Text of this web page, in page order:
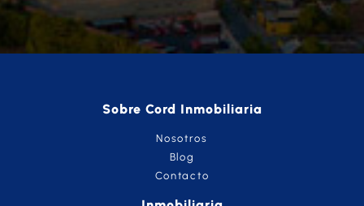
Sobre Cord Inmobiliaria
Nosotros
Blog
Contacto